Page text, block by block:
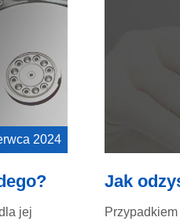
2024
jej
Jak